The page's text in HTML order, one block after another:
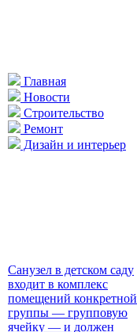
Главная
Новости
Строительство
Ремонт
Дизайн и интерьер
Санузел в детском саду
входит в комплекс
помещений конкретной
группы — групповую
ячейку — и должен